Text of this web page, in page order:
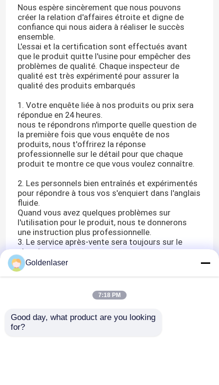
Nous espère sincèrement que nous pouvons
créer la relation d'affaires étroite et digne de
confiance qui nous aidera à réaliser le succès
ensemble.
L'essai et la certification sont effectués avant
que le produit quitte l'usine pour empêcher des
problèmes de qualité. Chaque inspecteur de
qualité est très expérimenté pour assurer la
qualité des produits embarqués
1. Votre enquête liée à nos produits ou prix sera
répondue en 24 heures.
nous te répondrons n'importe quelle question de
la première fois que vous enquête de nos
produits, nous t'offrirez la réponse
professionnelle sur le détail pour que chaque
produit te montre ce que vous voulez connaître.
2. Les personnels bien entraînés et expérimentés
pour répondre à tous vos s'enquiert dans l'anglais
fluide.
Quand vous avez quelques problèmes sur
l'utilisation pour le produit, nous te donnerons
une instruction plus professionnelle.
3. Le service après-vente sera toujours sur le
chemin
Si le produit ont n'importe quels problèmes, nous
te donnerons le meilleur service après-vente.
spécial seront offerts par notre société
Nous prêtons beaucoup d'attention au contrôle
pour le contrôle de qualité. La portée
fonctionnante du département de contrôle de
Goldenlaser
7:18 PM
Good day, what product are you looking
for?